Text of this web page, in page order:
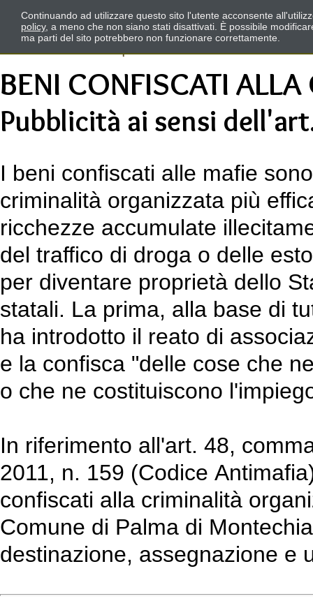
BENI CONFISCATI
Pubblicità ai sensi
I beni confiscati alle mafie
criminalità organizzata più
ricchezze accumulate
del traffico di droga o delle
per diventare proprietà dello
statali. La prima, alla base di
ha introdotto il reato di
e la confisca "delle cose che
o che ne costituiscono
In riferimento all'art. 48,
2011, n. 159 (Codice
confiscati alla criminalità
Comune di Palma di
destinazione, assegnazione e
Continuando ad utilizzare questo sito l'utente acconsente
policy, a meno che non siano stati disattivati. È possibile
ma parti del sito potrebbero non funzionare correttamente.